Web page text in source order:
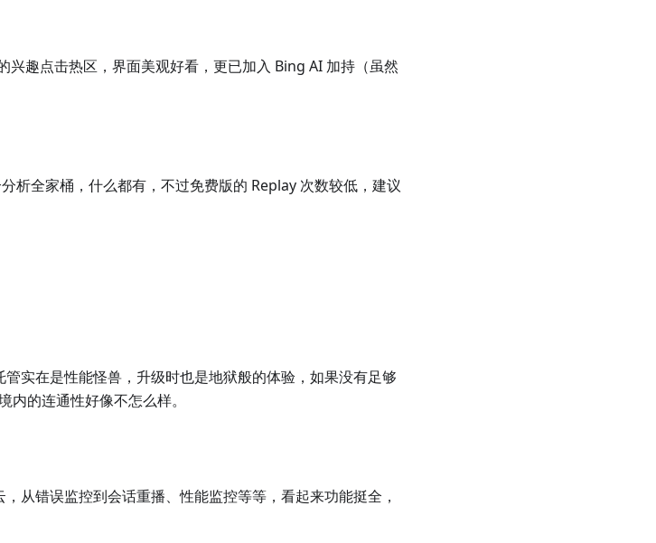
兴趣点击热区，界面美观好看，更已加入 Bing AI 加持（虽然
析全家桶，什么都有，不过免费版的 Replay 次数较低，建议
实在是性能怪兽，升级时也是地狱般的体验，如果没有足够
内的连通性好像不怎么样。
从错误监控到会话重播、性能监控等等，看起来功能挺全，